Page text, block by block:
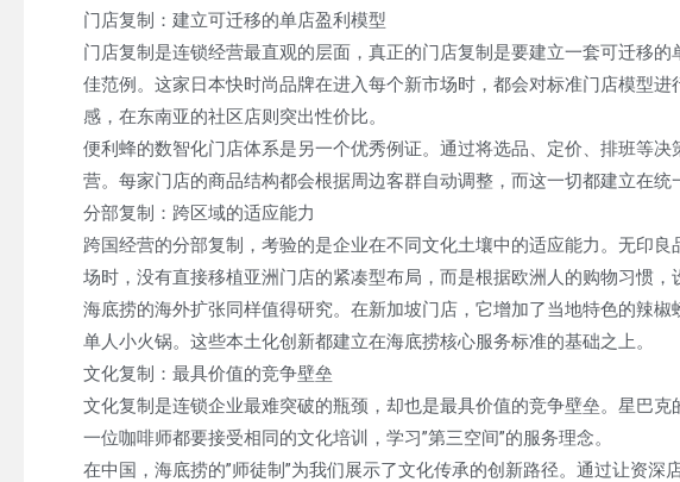
门店复制：建立可迁移的单店盈利模型
门店复制是连锁经营最直观的层面，真正的门店复制是要建立一套可迁移
佳范例。这家日本快时尚品牌在进入每个新市场时，都会对标准门店模型
感，在东南亚的社区店则突出性价比。
便利蜂的数智化门店体系是另一个优秀例证。通过将选品、定价、排班等决
营。每家门店的商品结构都会根据周边客群自动调整，而这一切都建立在统
分部复制：跨区域的适应能力
跨国经营的分部复制，考验的是企业在不同文化土壤中的适应能力。无印
场时，没有直接移植亚洲门店的紧凑型布局，而是根据欧洲人的购物习惯，
海底捞的海外扩张同样值得研究。在新加坡门店，它增加了当地特色的辣
单人小火锅。这些本土化创新都建立在海底捞核心服务标准的基础之上。
文化复制：最具价值的竞争壁垒
文化复制是连锁企业最难突破的瓶颈，却也是最具价值的竞争壁垒。星巴
一位咖啡师都要接受相同的文化培训，学习”第三空间”的服务理念。
在中国，海底捞的”师徒制”为我们展示了文化传承的创新路径。通过让资